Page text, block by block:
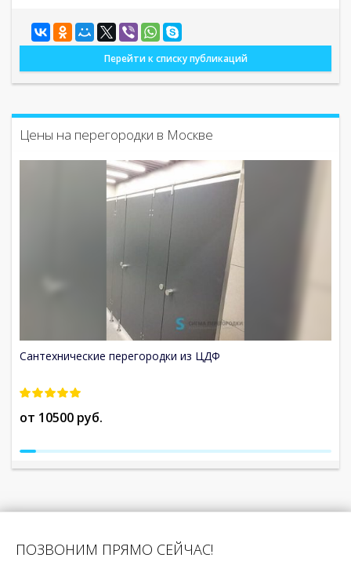
Перейти к списку публикаций
Цены на перегородки в Москве
Сантехнические перегородки из ЦДФ
от 10500 руб.
ПОЗВОНИМ ПРЯМО СЕЙЧАС!